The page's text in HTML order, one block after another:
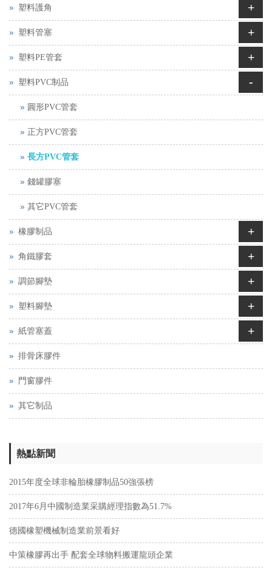
塑料護角 +
塑料管塞 +
塑料PE管套 +
塑料PVC制品 -
圓形PVC管套
正方PVC管套
長方PVC管套
錢罐膠塞
其它PVC管套
橡膠制品 +
角鐵膠套 +
調節腳墊 +
塑料腳墊 +
紙管塞蓋 +
排骨床膠件
門窗膠件
其它制品
熱點新聞
2015年度全球非輪胎橡膠制品50強張榜
2017年6月中國制造業采購經理指數為51.7%
德國橡塑機械制造業前景看好
中策橡膠再出手 配套全球物料搬運龍頭企業